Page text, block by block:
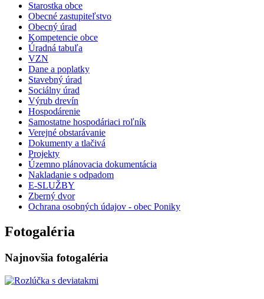
Starostka obce
Obecné zastupiteľstvo
Obecný úrad
Kompetencie obce
Úradná tabuľa
VZN
Dane a poplatky
Stavebný úrad
Sociálny úrad
Výrub drevín
Hospodárenie
Samostatne hospodáriaci roľník
Verejné obstarávanie
Dokumenty a tlačivá
Projekty
Územno plánovacia dokumentácia
Nakladanie s odpadom
E-SLUŽBY
Zberný dvor
Ochrana osobných údajov - obec Poniky
Fotogaléria
Najnovšia fotogaléria